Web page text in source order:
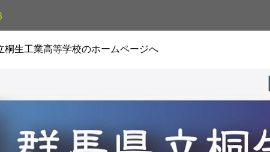
桐生工業高等学校のホームページへ